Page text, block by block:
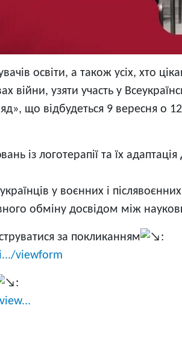
освіти, а також усіх, хто
війни, узяти участь у
що відбудеться 9 вересня о
із логотерапії та їх
у воєнних і
обміну досвідом між
за покликанням
:
viewform
: